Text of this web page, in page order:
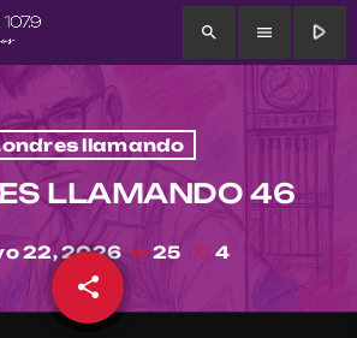
search menu play_arrow
llamando
LLAMANDO 46
22, 2026 25 4
share
email